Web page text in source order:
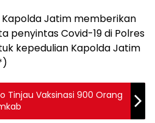
Jatim memberikan
penyintas Covid-19 di Polres
kepedulian Kapolda Jatim
Tinjau Vaksinasi 900 Orang